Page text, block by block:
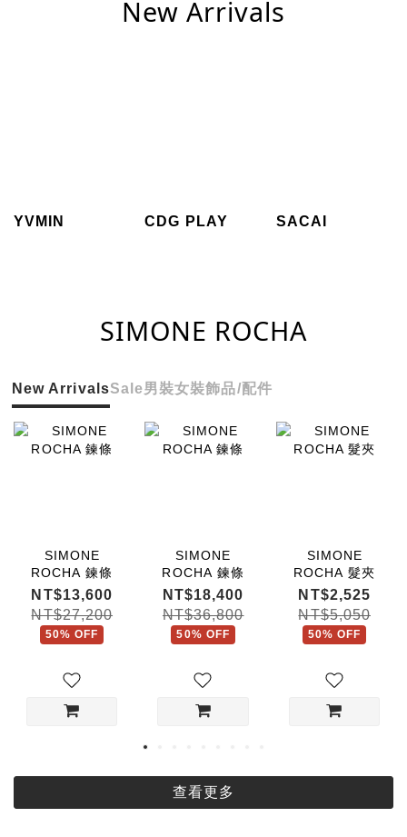
New Arrivals
YVMIN CDG PLAY SACAI
SIMONE ROCHA
New ArrivalsSale男裝女裝飾品/配件
SIMONE
ROCHA 鍊條
NT$13,600
NT$27,200
50% OFF
SIMONE
ROCHA 鍊條
NT$18,400
NT$36,800
50% OFF
SIMONE
ROCHA 髮夾
NT$2,525
NT$5,050
50% OFF
查看更多